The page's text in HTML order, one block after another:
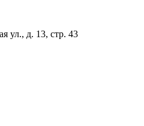
ул., д. 13, стр. 43